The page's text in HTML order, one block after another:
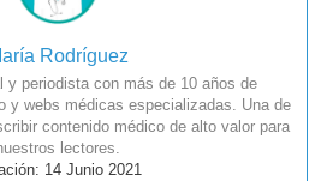
Rodríguez
y periodista con más de 10 años de
y webs médicas especializadas. Una de
contenido médico de alto valor para
lectores.
14 Junio 2021